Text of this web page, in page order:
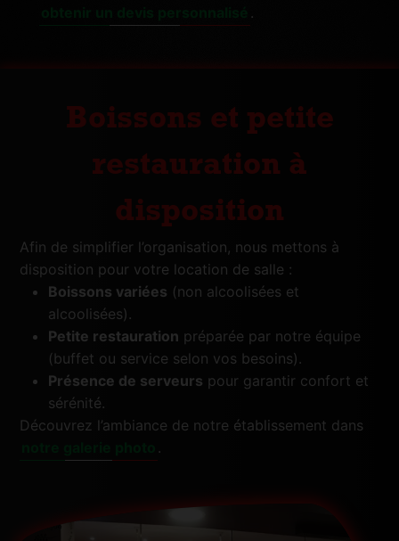
.
Boissons et petite
restauration à
disposition
Afin de simplifier l’organisation, nous mettons à
disposition pour votre location de salle :
Boissons variées (non alcoolisées et
alcoolisées).
Petite restauration préparée par notre équipe
(buffet ou service selon vos besoins).
Présence de serveurs pour garantir confort et
sérénité.
Découvrez l’ambiance de notre établissement dans
.